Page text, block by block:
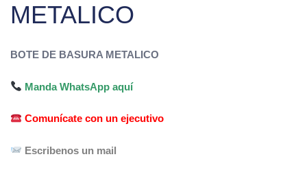
METALICO
BOTE DE BASURA METALICO
Manda WhatsApp aquí
Comunícate con un ejecutivo
Escribenos un mail